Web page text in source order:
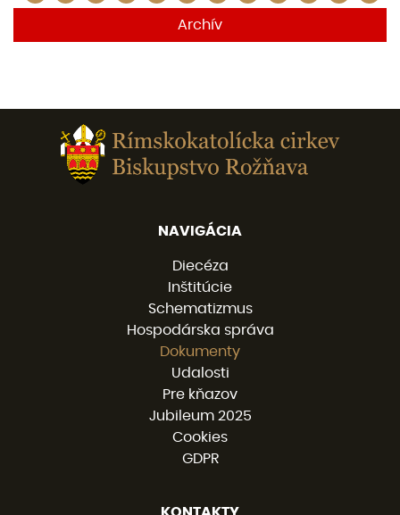
Archív
NAVIGÁCIA
Diecéza
Inštitúcie
Schematizmus
Hospodárska správa
Dokumenty
Udalosti
Pre kňazov
Jubileum 2025
Cookies
GDPR
KONTAKTY